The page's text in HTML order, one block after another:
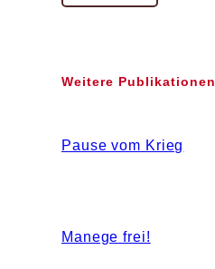
Weitere Publikationen
Pause vom Krieg
Manege frei!